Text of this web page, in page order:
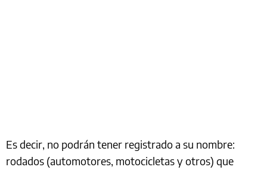
Es decir, no podrán tener registrado a su nombre:
rodados (automotores, motocicletas y otros) que